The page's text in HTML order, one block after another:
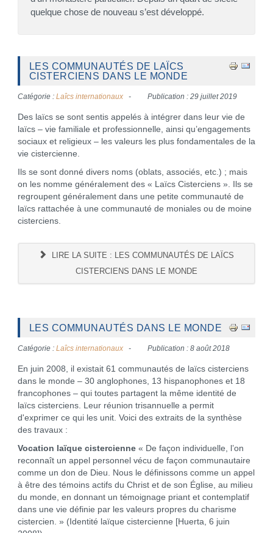
quelque chose de nouveau s’est développé.
LES COMMUNAUTÉS DE LAÏCS
CISTERCIENS DANS LE MONDE
Catégorie : Laîcs internationaux Publication : 29 juillet 2019
Des laïcs se sont sentis appelés à intégrer dans leur vie de
laïcs – vie familiale et professionnelle, ainsi qu’engagements
sociaux et religieux – les valeurs les plus fondamentales de la
vie cistercienne.
Ils se sont donné divers noms (oblats, associés, etc.) ; mais
on les nomme généralement des « Laïcs Cisterciens ». Ils se
regroupent généralement dans une petite communauté de
laïcs rattachée à une communauté de moniales ou de moine
cisterciens.
LIRE LA SUITE : LES COMMUNAUTÉS DE LAÏCS
CISTERCIENS DANS LE MONDE
LES COMMUNAUTÉS DANS LE MONDE
Catégorie : Laîcs internationaux Publication : 8 août 2018
En juin 2008, il existait 61 communautés de laïcs cisterciens
dans le monde – 30 anglophones, 13 hispanophones et 18
francophones – qui toutes partagent la même identité de
laïcs cisterciens. Leur réunion trisannuelle a permit
d'exprimer ce qui les unit. Voici des extraits de la synthèse
des travaux :
Vocation laïque cistercienne« De façon individuelle, l’on
reconnaît un appel personnel vécu de façon communautaire
comme un don de Dieu. Nous le définissons comme un appel
à être des témoins actifs du Christ et de son Église, au milieu
du monde, en donnant un témoignage priant et contemplatif
dans une vie définie par les valeurs propres du charisme
cistercien. » (Identité laïque cistercienne [Huerta, 6 juin